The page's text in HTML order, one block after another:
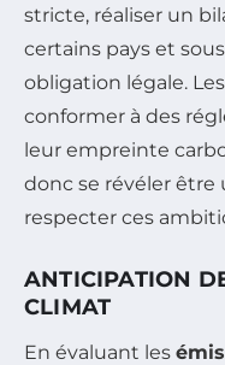
stricte, réaliser un
certains pays et
obligation légale.
conformer à des
leur empreinte
donc se révéler
respecter ces
ANTICIPATION
CLIMAT
En évaluant les